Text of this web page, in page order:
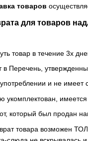
товаров
для товаров
товар в течение 3х
в Перечень,
и не имеет
укомплектован,
который был продан
товара возможен